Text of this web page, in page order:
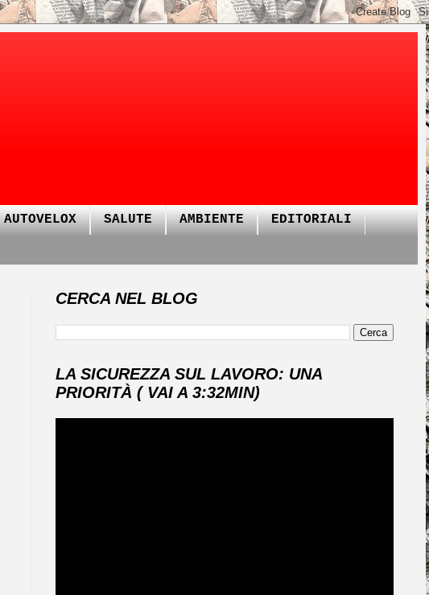
SALUTE AMBIENTE EDITORIALI
CERCA NEL BLOG
LA SICUREZZA SUL LAVORO: UNA
PRIORITÀ ( VAI A 3:32MIN)